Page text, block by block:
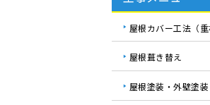
屋根カバー工法（重
屋根葺き替え
屋根塗装・外壁塗装